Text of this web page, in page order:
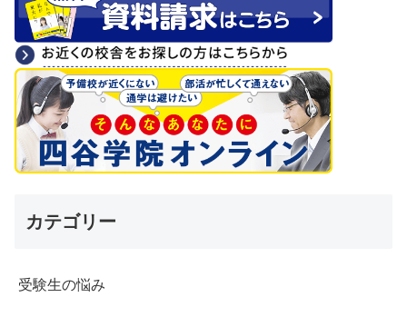
カテゴリー
受験生の悩み